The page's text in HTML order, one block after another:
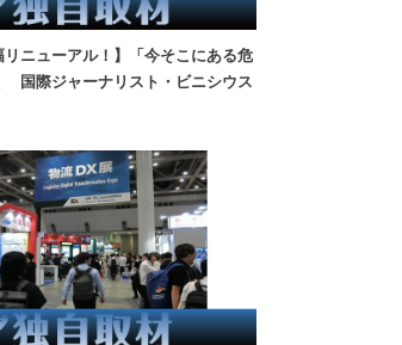
リニューアル！】「今そこにある危
国際ジャーナリスト・ビニシウス